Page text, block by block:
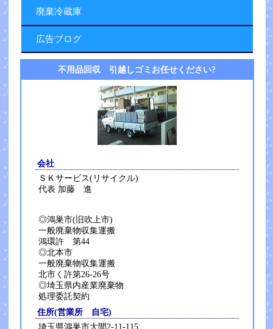
廃棄冷蔵庫
広告ブログ
不用品回収 引越しゴミお任せください?
会社
ＳＫサービス(リサイクル)
代表 加藤 進
◎鴻巣市(旧吹上市)
一般廃棄物収集運搬
鴻環許 第44
◎北本市
一般廃棄物収集運搬
北市く許第26-26号
◎埼玉県内産業廃棄物
処理委託契約
住所(営業所 自宅)
埼玉県鴻巣市大間2-11-115